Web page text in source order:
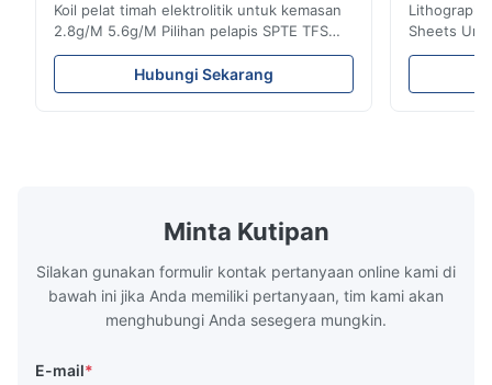
Koil pelat timah elektrolitik untuk kemasan
2.8g/M 5.6g/M Pilihan pelapis SPTE TFS
Koil pelat timah elektrolitik untuk kemasan -
2,8/2,8 & 5,6/5,6 g/m Opsi pelapis SPTE
TFS Elektrolitik Tin Plate (ETP) merupakan
Hubungi Sekarang
Sheets
660mm
premium
Minta Kutipan
Silakan gunakan formulir kontak pertanyaan online kami di
bawah ini jika Anda memiliki pertanyaan, tim kami akan
menghubungi Anda sesegera mungkin.
E-mail*